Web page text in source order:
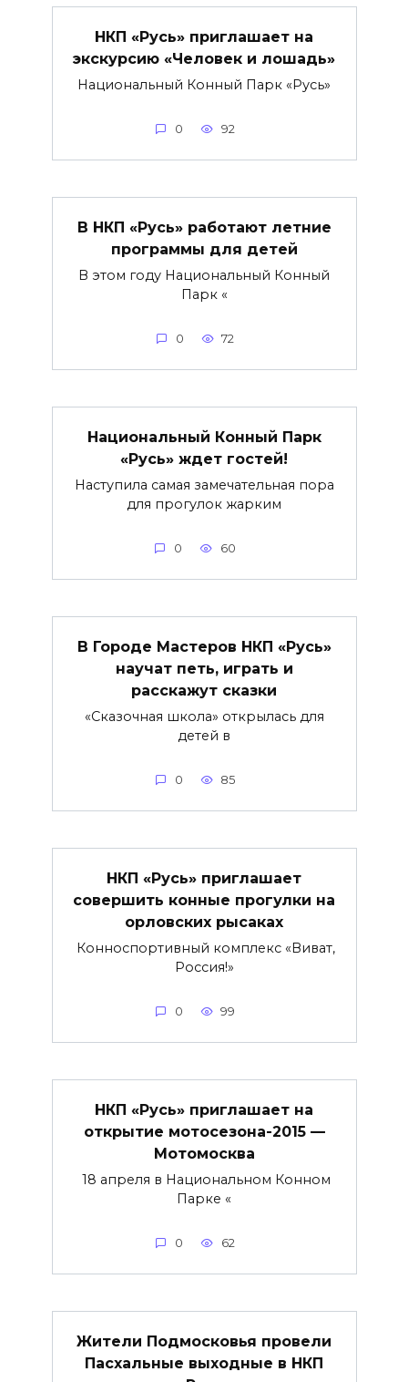
НКП «Русь» приглашает на
экскурсию «Человек и лошадь»
Национальный Конный Парк «Русь»
0 92
В НКП «Русь» работают летние
программы для детей
В этом году Национальный Конный
Парк «
0 72
Национальный Конный Парк
«Русь» ждет гостей!
Наступила самая замечательная пора
для прогулок жарким
0 60
В Городе Мастеров НКП «Русь»
научат петь, играть и
расскажут сказки
«Сказочная школа» открылась для
детей в
0 85
НКП «Русь» приглашает
совершить конные прогулки на
орловских рысаках
Конноспортивный комплекс «Виват,
Россия!»
0 99
НКП «Русь» приглашает на
открытие мотосезона-2015 —
Мотомосква
18 апреля в Национальном Конном
Парке «
0 62
Жители Подмосковья провели
Пасхальные выходные в НКП